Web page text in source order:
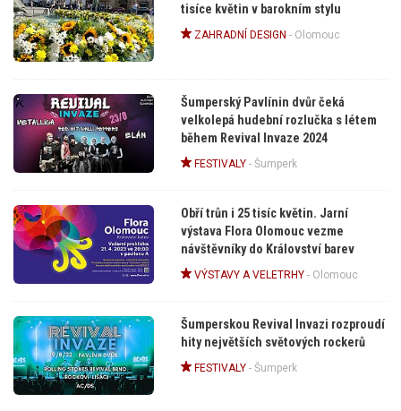
tisíce květin v barokním stylu
ZAHRADNÍ DESIGN - Olomouc
Šumperský Pavlínin dvůr čeká
velkolepá hudební rozlučka s létem
během Revival Invaze 2024
FESTIVALY- Šumperk
Obří trůn i 25 tisíc květin. Jarní
výstava Flora Olomouc vezme
návštěvníky do Království barev
VÝSTAVY A VELETRHY- Olomouc
Šumperskou Revival Invazi rozproudí
hity největších světových rockerů
FESTIVALY- Šumperk